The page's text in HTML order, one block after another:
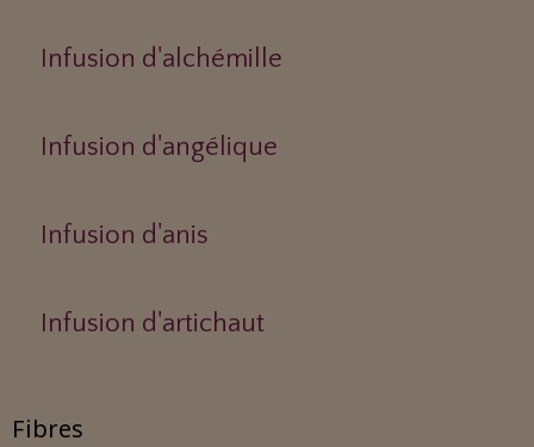
Infusion d'alchémille
Infusion d'angélique
Infusion d'anis
Infusion d'artichaut
Fibres